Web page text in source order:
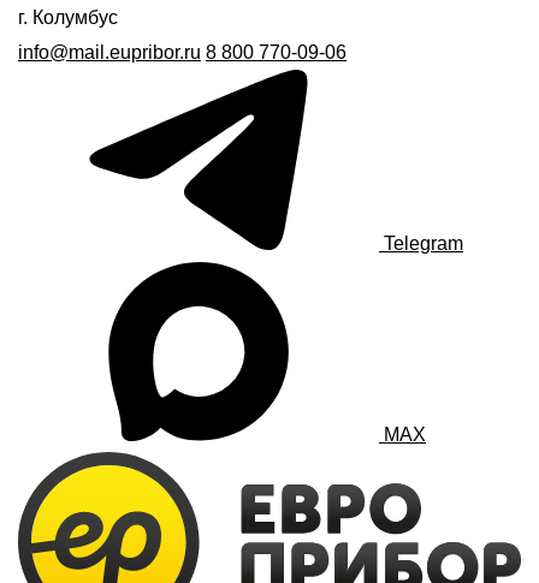
г. Колумбус
info@mail.eupribor.ru 8 800 770-09-06
Telegram
MAX